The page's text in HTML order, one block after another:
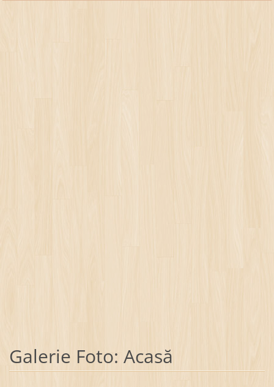
Galerie Foto: Acasă